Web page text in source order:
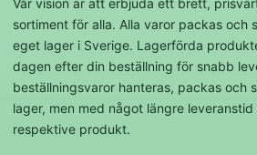
Vår vision är att erbjuda ett brett,
sortiment för alla. Alla varor packas och
eget lager i Sverige. Lagerförda
dagen efter din beställning för snabb
beställningsvaror hanteras, packas och
lager, men med något längre
respektive produkt.